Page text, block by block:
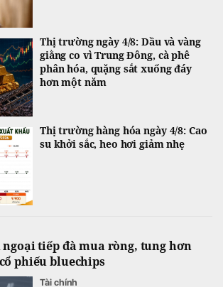
Thị trường ngày 4/8: Dầu và vàng
giằng co vì Trung Đông, cà phê
phân hóa, quặng sắt xuống đáy
hơn một năm
Thị trường hàng hóa ngày 4/8: Cao
su khởi sắc, heo hơi giảm nhẹ
ngoại tiếp đà mua ròng, tung hơn
phiếu bluechips
Tài chính